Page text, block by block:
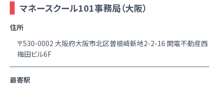
マネースクール101事務局（大阪）
住所
〒530-0002 大阪府大阪市北区曽根崎新地2-2-16 関電不動産西
梅田ビル6F
最寄駅